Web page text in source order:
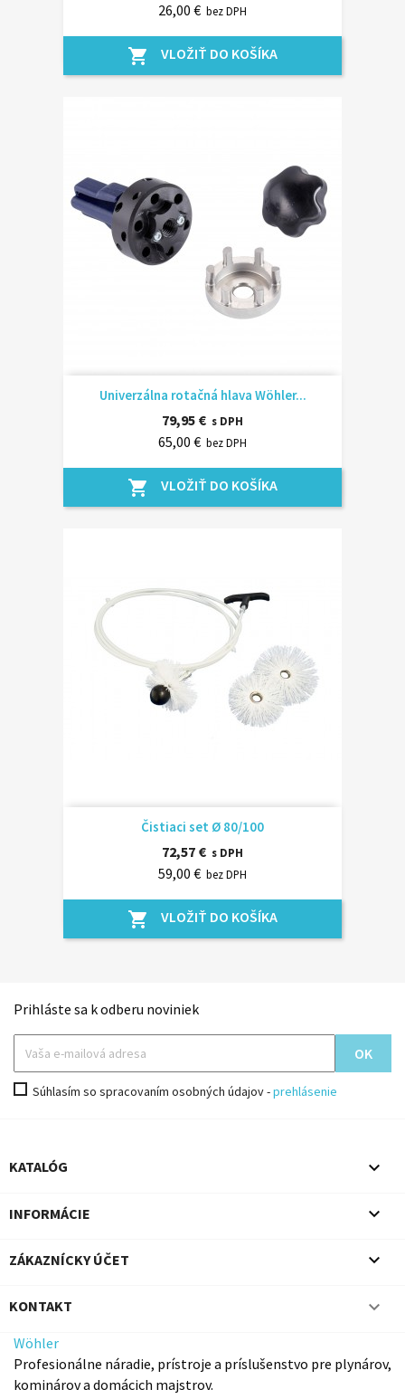
26,00 € bez DPH
shopping_cart VLOŽIŤ DO KOŠÍKA
Univerzálna rotačná hlava Wöhler...
79,95 € s DPH
65,00 € bez DPH
shopping_cart VLOŽIŤ DO KOŠÍKA
Čistiaci set Ø 80/100
72,57 € s DPH
59,00 € bez DPH
shopping_cart VLOŽIŤ DO KOŠÍKA
Prihláste sa k odberu noviniek
Súhlasím so spracovaním osobných údajov -prehlásenie
KATALÓG 
INFORMÁCIE 
ZÁKAZNÍCKY ÚČET 
KONTAKT 
Wöhler
Profesionálne náradie, prístroje a príslušenstvo pre plynárov,
kominárov a domácich majstrov.